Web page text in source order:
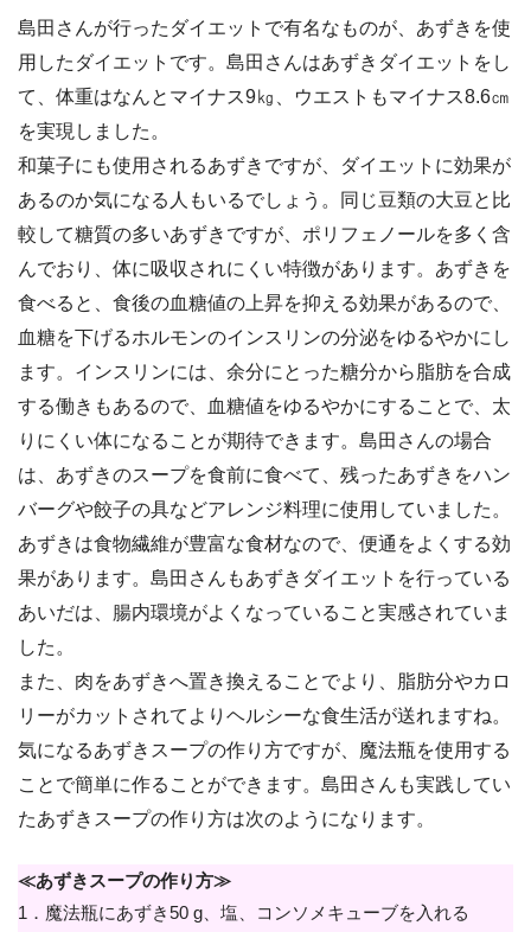
島田さんが行ったダイエットで有名なものが、あずきを使
用したダイエットです。島田さんはあずきダイエットをし
て、体重はなんとマイナス9㎏、ウエストもマイナス8.6㎝
を実現しました。
和菓子にも使用されるあずきですが、ダイエットに効果が
あるのか気になる人もいるでしょう。同じ豆類の大豆と比
較して糖質の多いあずきですが、ポリフェノールを多く含
んでおり、体に吸収されにくい特徴があります。あずきを
食べると、食後の血糖値の上昇を抑える効果があるので、
血糖を下げるホルモンのインスリンの分泌をゆるやかにし
ます。インスリンには、余分にとった糖分から脂肪を合成
する働きもあるので、血糖値をゆるやかにすることで、太
りにくい体になることが期待できます。島田さんの場合
は、あずきのスープを食前に食べて、残ったあずきをハン
バーグや餃子の具などアレンジ料理に使用していました。
あずきは食物繊維が豊富な食材なので、便通をよくする効
果があります。島田さんもあずきダイエットを行っている
あいだは、腸内環境がよくなっていること実感されていま
した。
また、肉をあずきへ置き換えることでより、脂肪分やカロ
リーがカットされてよりヘルシーな食生活が送れますね。
気になるあずきスープの作り方ですが、魔法瓶を使用する
ことで簡単に作ることができます。島田さんも実践してい
たあずきスープの作り方は次のようになります。
≪あずきスープの作り方≫
1．魔法瓶にあずき50 g、塩、コンソメキューブを入れる